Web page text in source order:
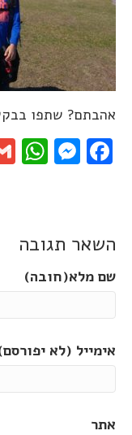
אהבתם? שתפו
השאר תגובה
שם מלא(חובה)
אימייל (לא
אתר